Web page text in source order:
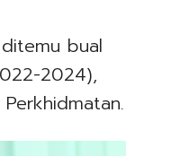
bual
2024),